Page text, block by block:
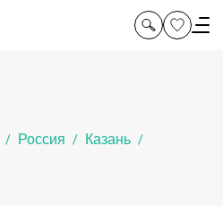
/ Россия / Казань /